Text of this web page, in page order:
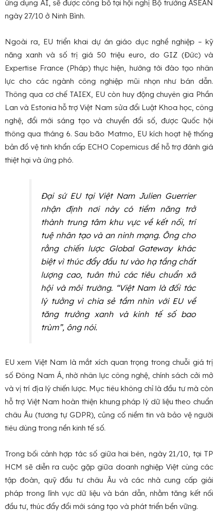
ứng dụng AI, sẽ được công bố tại hội nghị Bộ trưởng ASEAN
ngày 27/10 ở Ninh Bình.
Ngoài ra, EU triển khai dự án giáo dục nghề nghiệp – kỹ
năng xanh và số trị giá 50 triệu euro, do GIZ (Đức) và
Expertise France (Pháp) thực hiện, hướng tới đào tạo nhân
lực cho các ngành công nghiệp mũi nhọn như bán dẫn.
Thông qua cơ chế TAIEX, EU còn huy động chuyên gia Phần
Lan và Estonia hỗ trợ Việt Nam sửa đổi Luật Khoa học, công
nghệ, đổi mới sáng tạo và chuyển đổi số, được Quốc hội
thông qua tháng 6. Sau bão Matmo, EU kích hoạt hệ thống
bản đồ vệ tinh khẩn cấp ECHO Copernicus để hỗ trợ đánh giá
thiệt hại và ứng phó.
Đại sứ EU tại Việt Nam Julien Guerrier
nhận định nơi này có tiềm năng trở
thành trung tâm khu vực về kết nối, trí
tuệ nhân tạo và an ninh mạng. Ông cho
rằng chiến lược Global Gateway khác
biệt vì thúc đẩy đầu tư vào hạ tầng chất
lượng cao, tuân thủ các tiêu chuẩn xã
hội và môi trường. “Việt Nam là đối tác
lý tưởng vì chia sẻ tầm nhìn với EU về
tăng trưởng xanh và kinh tế số bao
trùm”, ông nói.
EU xem Việt Nam là mắt xích quan trọng trong chuỗi giá trị
số Đông Nam Á, nhờ nhân lực công nghệ, chính sách cởi mở
và vị trí địa lý chiến lược. Mục tiêu không chỉ là đầu tư mà còn
hỗ trợ Việt Nam hoàn thiện khung pháp lý dữ liệu theo chuẩn
châu Âu (tương tự GDPR), củng cố niềm tin và bảo vệ người
tiêu dùng trong nền kinh tế số.
Trong bối cảnh hợp tác số giữa hai bên, ngày 21/10, tại TP
HCM sẽ diễn ra cuộc gặp giữa doanh nghiệp Việt cùng các
tập đoàn, quỹ đầu tư châu Âu và các nhà cung cấp giải
pháp trong lĩnh vực dữ liệu và bán dẫn, nhằm tăng kết nối
đầu tư, thúc đẩy đổi mới sáng tạo và phát triển bền vững.